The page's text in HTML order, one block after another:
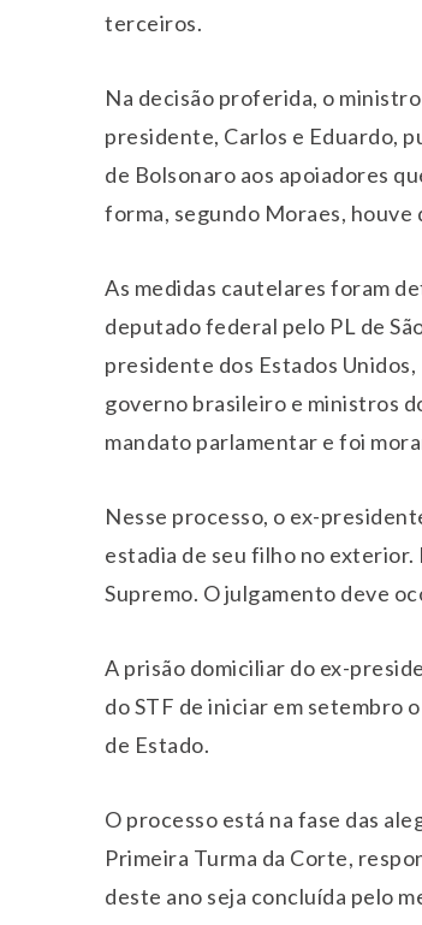
terceiros.
Na decisão proferida, o
presidente, Carlos e Eduardo,
de Bolsonaro aos apoiadores
forma, segundo Moraes,
As medidas cautelares foram
deputado federal pelo PL de
presidente dos Estados
governo brasileiro e ministros
mandato parlamentar e foi
Nesse processo, o ex-
estadia de seu filho no exterior.
Supremo. O julgamento deve
A prisão domiciliar do ex-
do STF de iniciar em setembro
de Estado.
O processo está na fase das
Primeira Turma da Corte,
deste ano seja concluída pelo